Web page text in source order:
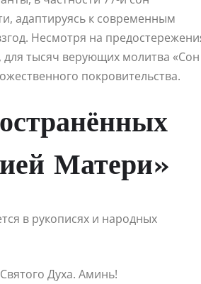
адаптируясь к современным
Несмотря на
тысяч верующих молитва «Сон
покровительства.
Матери»
в рукописях и народных
Духа. Аминь!